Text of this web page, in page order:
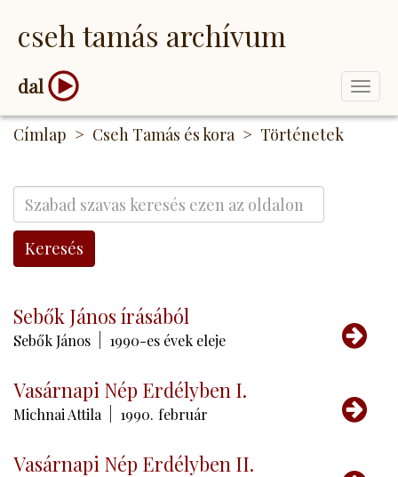
cseh tamás archívum
dal
Címlap Cseh Tamás és kora Történetek
Keresés
Sebők János írásából
Sebők János 1990-es évek eleje
Vasárnapi Nép Erdélyben I.
Michnai Attila 1990. február
Vasárnapi Nép Erdélyben II.